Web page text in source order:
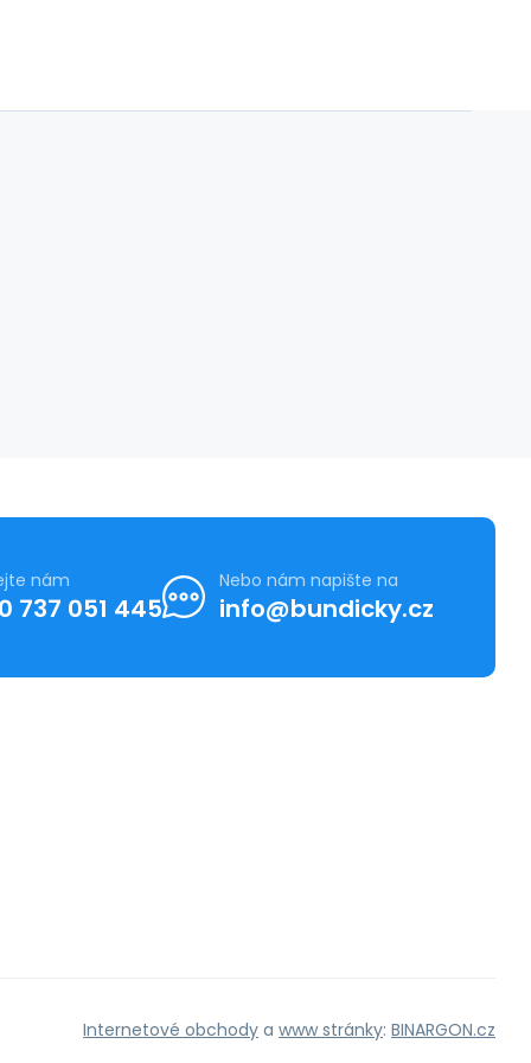
nám
737 051 445
Nebo nám napište na
info@bundicky.cz
Internetové obchody a www stránky: BINARGON.cz